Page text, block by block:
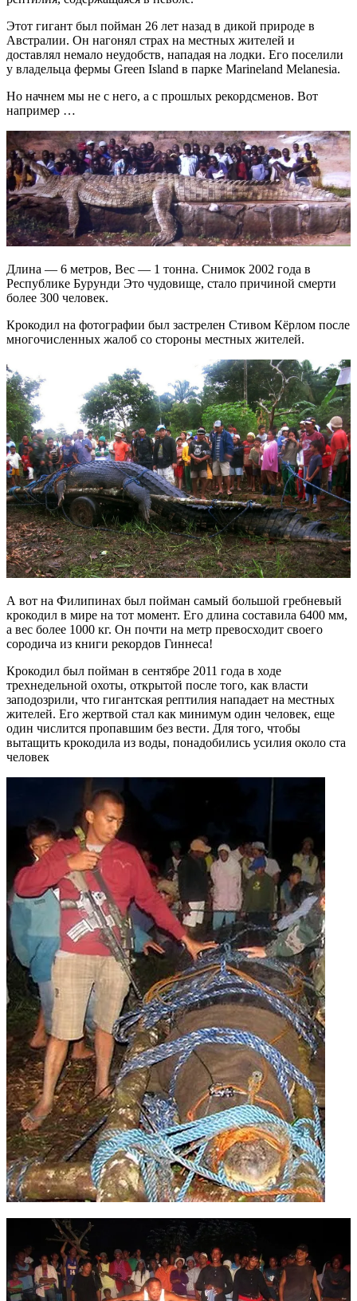
Этот гигант был пойман 26 лет назад в дикой природе в
Австралии. Он нагонял страх на местных жителей и
доставлял немало неудобств, нападая на лодки. Его поселили
у владельца фермы Green Island в парке Marineland Melanesia.
Но начнем мы не с него, а с прошлых рекордсменов. Вот
например …
Длина — 6 метров, Вес — 1 тонна. Снимок 2002 года в
Республике Бурунди Это чудовище, стало причиной смерти
более 300 человек.
Крокодил на фотографии был застрелен Стивом Кёрлом после
многочисленных жалоб со стороны местных жителей.
А вот на Филипинах был пойман самый большой гребневый
крокодил в мире на тот момент. Его длина составила 6400 мм,
а вес более 1000 кг. Он почти на метр превосходит своего
сородича из книги рекордов Гиннеса!
Крокодил был пойман в сентябре 2011 года в ходе
трехнедельной охоты, открытой после того, как власти
заподозрили, что гигантская рептилия нападает на местных
жителей. Его жертвой стал как минимум один человек, еще
один числится пропавшим без вести. Для того, чтобы
вытащить крокодила из воды, понадобились усилия около ста
человек